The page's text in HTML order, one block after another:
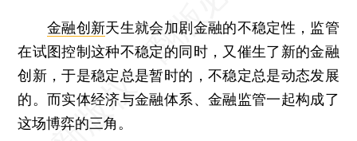
金融创新天生就会加剧金融的不稳定性，监管
在试图控制这种不稳定的同时，又催生了新的金融
创新，于是稳定总是暂时的，不稳定总是动态发展
的。而实体经济与金融体系、金融监管一起构成了
这场博弈的三角。